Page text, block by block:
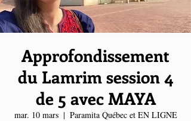
Approfondissement
du Lamrim session 4
de 5 avec MAYA
mar. 10 mars
  |
Paramita Québec et EN LIGNE